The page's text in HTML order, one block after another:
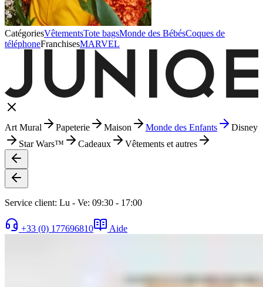
CatégoriesVêtementsTote bagsMonde des BébésCoques de
téléphoneFranchisesMARVEL
Art Mural Papeterie Maison Monde des Enfants
Disney
Star Wars™
Cadeaux Vêtements et autres
Service client: Lu - Ve: 09:30 - 17:00
+33 (0) 177696810 Aide